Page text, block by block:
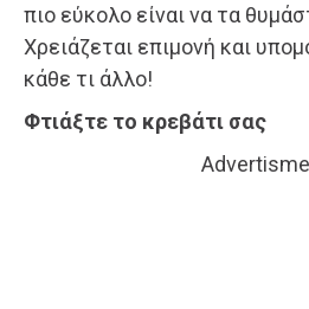
πιο εύκολο είναι να τα
Χρειάζεται επιμονή και
κάθε τι άλλο!
Φτιάξτε το κρεβάτι σας